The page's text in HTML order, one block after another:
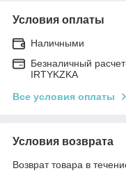
Условия оплаты
Наличными
Безналичный
IRTYKZKA
Все условия оплаты
Условия возврата
Возврат товара в